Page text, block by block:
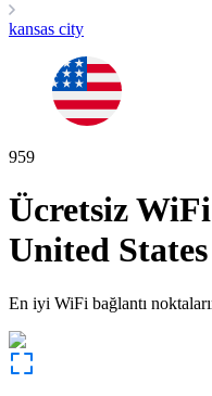
kansas city
959
Ücretsiz WiFi
United States
En iyi WiFi bağlantı